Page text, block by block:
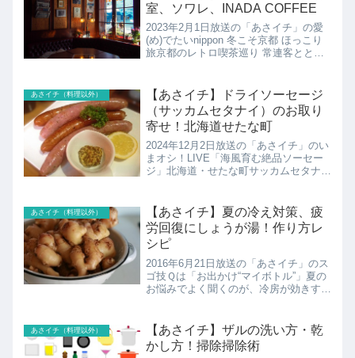
室、ソワレ、INADA COFFEE
2023年2月1日放送の「あさイチ」の愛
(め)でたいnippon 冬こそ京都 ほっこり
旅京都のレトロ喫茶巡り 常連客ととも
あさイチ（料理以外）
【あさイチ】ドライソーセージ
（サッカムセタナイ）のお取り
寄せ！北海道せたな町
2024年12月2日放送の「あさイチ」のい
まオシ！LIVE「海風育む絶品ソーセー
ジ」北海道・せたな町サッカムセタナイ
あさイチ（料理以外）
【あさイチ】夏の冷え対策、疲
労回復にしょうが湯！作り方レ
シピ
2016年6月21日放送の「あさイチ」のス
ゴ技Ｑは「お出かけ“マイボトル”」夏の
お悩みでよく聞くのが、冷房が効きすぎ
をゆでたショウガ白湯。冷え対策に持ち
歩くとよいしょうが...
あさイチ（料理以外）
【あさイチ】ザルの洗い方・乾
かし方！掃除掃除術